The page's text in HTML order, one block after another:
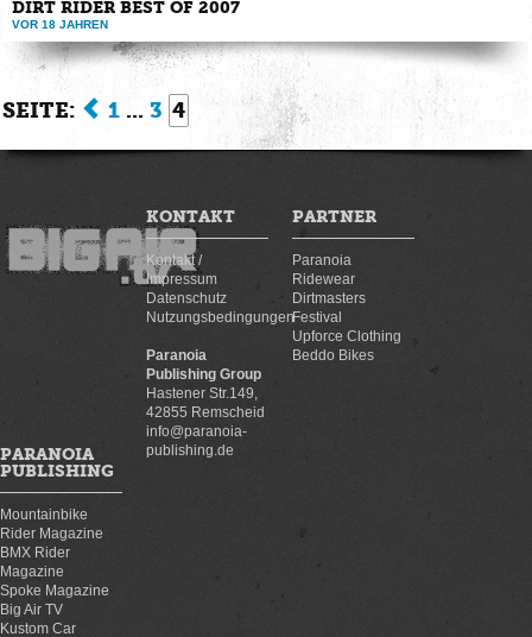
DIRT RIDER BEST OF 2007
VOR 18 JAHREN
Best of Clip aus den ersten 4 Dirt Rider Ausgaben von 2007 feat. Dirt ...
SEITE: 1 ...3 4
KONTAKT
Kontakt /
Impressum
Datenschutz
Nutzungsbedingungen
Paranoia
Publishing Group
Hastener Str.149,
42855 Remscheid
info@paranoia-
publishing.de
PARTNER
Paranoia
Ridewear
Dirtmasters
Festival
Upforce Clothing
Beddo Bikes
PARANOIA
PUBLISHING
Mountainbike
Rider Magazine
BMX Rider
Magazine
Spoke Magazine
Big Air TV
Kustom Car